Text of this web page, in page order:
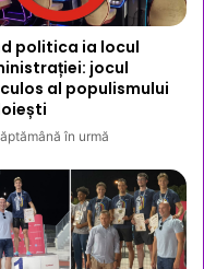
politica ia locul
jocul
al populismului
în urmă